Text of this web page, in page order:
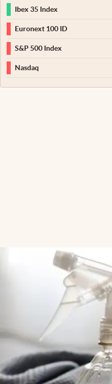
Ibex 35 Index
Euronext 100 ID
S&P 500 Index
Nasdaq